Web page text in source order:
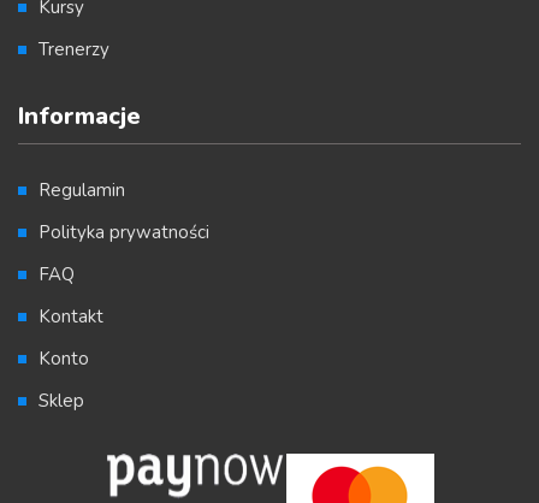
Kursy
Trenerzy
Informacje
Regulamin
Polityka prywatności
FAQ
Kontakt
Konto
Sklep